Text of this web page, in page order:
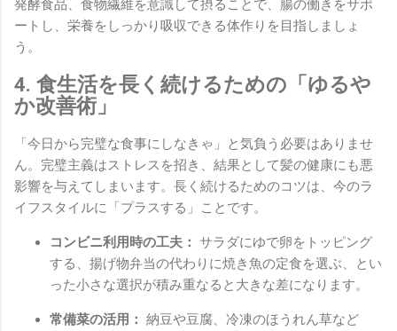
発酵食品、食物繊維を意識して摂ることで、腸の働きをサポ
ートし、栄養をしっかり吸収できる体作りを目指しましょ
う。
4. 食生活を長く続けるための「ゆるや
か改善術」
「今日から完璧な食事にしなきゃ」と気負う必要はありませ
ん。完璧主義はストレスを招き、結果として髪の健康にも悪
影響を与えてしまいます。長く続けるためのコツは、今のラ
イフスタイルに「プラスする」ことです。
コンビニ利用時の工夫： サラダにゆで卵をトッピング
する、揚げ物弁当の代わりに焼き魚の定食を選ぶ、とい
った小さな選択が積み重なると大きな差になります。
常備菜の活用： 納豆や豆腐、冷凍のほうれん草など